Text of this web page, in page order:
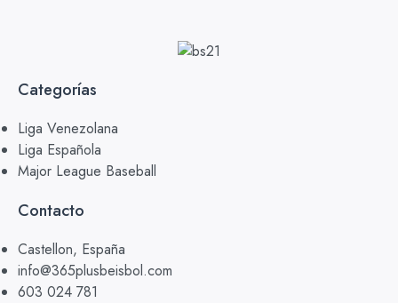
Categorías
Liga Venezolana
Liga Española
Major League Baseball
Contacto
Castellon, España
info@365plusbeisbol.com
603 024 781